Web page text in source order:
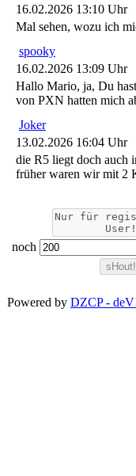
16.02.2026 13:10 Uhr
Mal sehen, wozu ich
spooky
16.02.2026 13:09 Uhr
Hallo Mario, ja, Du
von PXN hatten mich
Joker
13.02.2026 16:04 Uhr
die R5 liegt doch auch
früher waren wir mit 2
noch
Powered by DZCP -